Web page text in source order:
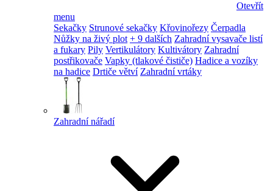
Otevřít
menu
Sekačky Strunové sekačky Křovinořezy Čerpadla
Nůžky na živý plot + 9 dalších Zahradní vysavače listí
a fukary Pily Vertikulátory Kultivátory Zahradní
postřikovače Vapky (tlakové čističe) Hadice a vozíky
na hadice Drtiče větví Zahradní vrtáky
Zahradní nářadí